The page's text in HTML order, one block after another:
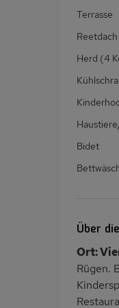
Terrasse
Reetdach
Herd (4
Bidet
Über
Ort:
Rügen.